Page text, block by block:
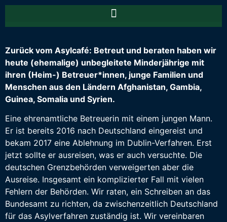
Zurück vom Asylcafé: Betreut und beraten haben wir
heute (ehemalige) unbegleitete Minderjährige mit
ihren (Heim-) Betreuer*innen, junge Familien und
Menschen aus den Ländern Afghanistan, Gambia,
Guinea, Somalia und Syrien.
Eine ehrenamtliche Betreuerin mit einem jungen Mann.
Er ist bereits 2016 nach Deutschland eingereist und
bekam 2017 eine Ablehnung im Dublin-Verfahren. Erst
jetzt sollte er ausreisen, was er auch versuchte. Die
deutschen Grenzbehörden verweigerten aber die
Ausreise. Insgesamt ein komplizierter Fall mit vielen
Fehlern der Behörden. Wir raten, ein Schreiben an das
Bundesamt zu richten, da zwischenzeitlich Deutschland
für das Asylverfahren zuständig ist. Wir vereinbaren